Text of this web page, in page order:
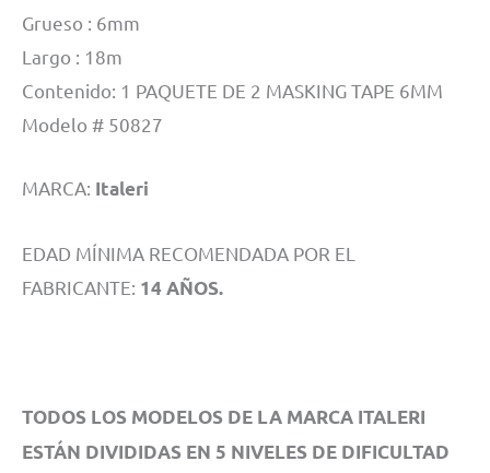
Grueso : 6mm
Largo : 18m
Contenido: 1 PAQUETE DE 2 MASKING TAPE 6MM
Modelo # 50827
MARCA: Italeri
EDAD MÍNIMA RECOMENDADA POR EL
FABRICANTE: 14 AÑOS.
TODOS LOS MODELOS DE LA MARCA ITALERI
ESTÁN DIVIDIDAS EN 5 NIVELES DE DIFICULTAD